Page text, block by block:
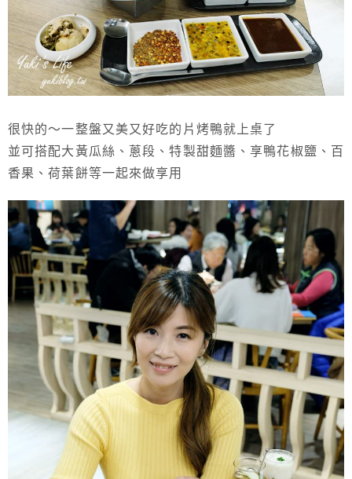
很快的～一整盤又美又好吃的片烤鴨就上桌了
並可搭配大黃瓜絲、蔥段、特製甜麵醬、享鴨花椒鹽、百
香果、荷葉餅等一起來做享用